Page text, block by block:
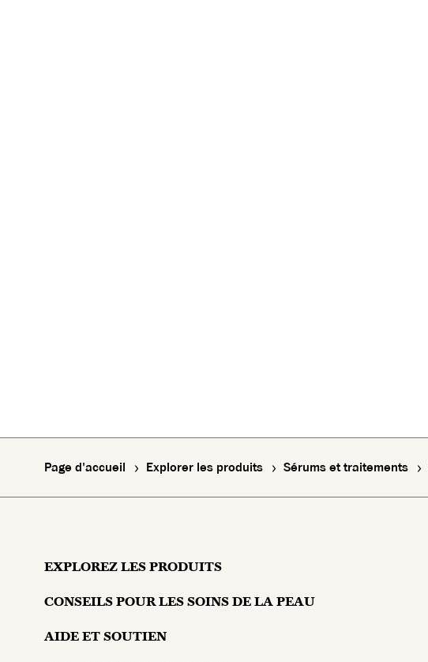
Page d'accueil Explorer les produits Sérums et traitements
EXPLOREZ LES PRODUITS
Hydratants
Sérums et traitements
CONSEILS POUR LES SOINS DE LA PEAU
Problèmes cutanés
AIDE ET SOUTIEN